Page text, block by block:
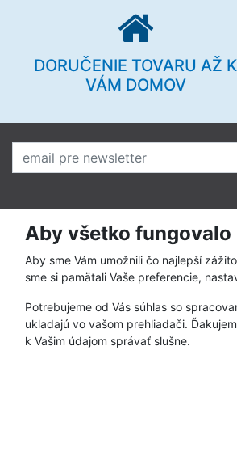
Aby všetko
Aby sme Vám umožnili čo najlepší
sme si pamätali Vaše preferencie,
Potrebujeme od Vás súhlas so
ukladajú vo vašom prehliadači.
k Vašim údajom správať slušne.
DORUČENIE TOVARU AŽ K
VÁM DOMOV
O nás
Prečo nakupovať u nás
Kto sme
Kontakty